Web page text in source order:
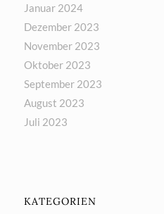
Januar 2024
Dezember 2023
November 2023
Oktober 2023
September 2023
August 2023
Juli 2023
KATEGORIEN